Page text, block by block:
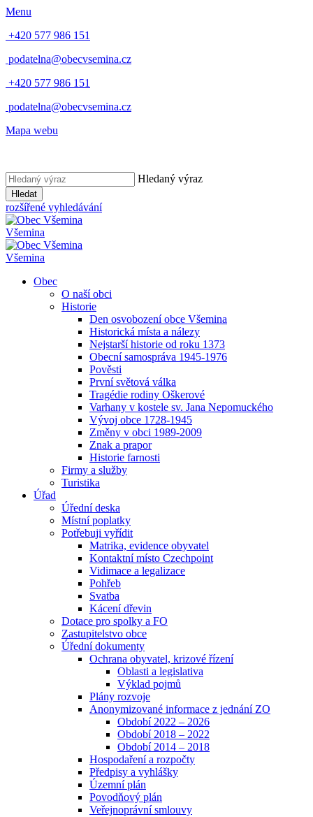
Menu
+420 577 986 151
podatelna@obecvsemina.cz
+420 577 986 151
podatelna@obecvsemina.cz
Mapa webu
Hledaný výraz
Hledat
rozšířené vyhledávání
Všemina
Všemina
Obec
O naší obci
Historie
Den osvobození obce Všemina
Historická místa a nálezy
Nejstarší historie od roku 1373
Obecní samospráva 1945-1976
Pověsti
První světová válka
Tragédie rodiny Oškerové
Varhany v kostele sv. Jana Nepomuckého
Vývoj obce 1728-1945
Změny v obci 1989-2009
Znak a prapor
Historie farnosti
Firmy a služby
Turistika
Úřad
Úřední deska
Místní poplatky
Potřebuji vyřídit
Matrika, evidence obyvatel
Kontaktní místo Czechpoint
Vidimace a legalizace
Pohřeb
Svatba
Kácení dřevin
Dotace pro spolky a FO
Zastupitelstvo obce
Úřední dokumenty
Ochrana obyvatel, krizové řízení
Oblasti a legislativa
Výklad pojmů
Plány rozvoje
Anonymizované informace z jednání ZO
Období 2022 – 2026
Období 2018 – 2022
Období 2014 – 2018
Hospodaření a rozpočty
Předpisy a vyhlášky
Územní plán
Povodňový plán
Veřejnoprávní smlouvy